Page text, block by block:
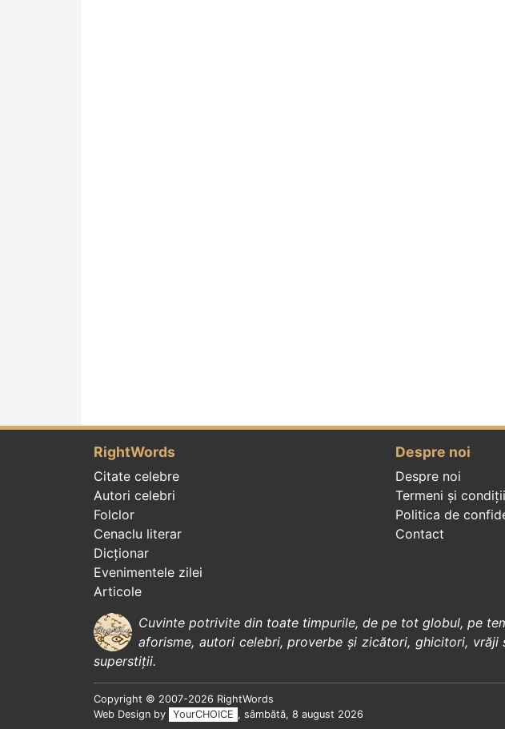
RightWords
Citate celebre
Autori celebri
Folclor
Cenaclu literar
Dicționar
Evenimentele zilei
Articole
Despre noi
Despre noi
Termeni și condiții
Politica de
Contact
Cuvinte potrivite din toate timpurile, de pe tot globul, pe
aforisme, autori celebri,proverbe și zicători, ghicitori, vrăji
superstiții.
Copyright © 2007-2026 RightWords
Web Design by
YourCHOICE , sâmbătă, 8 august 2026